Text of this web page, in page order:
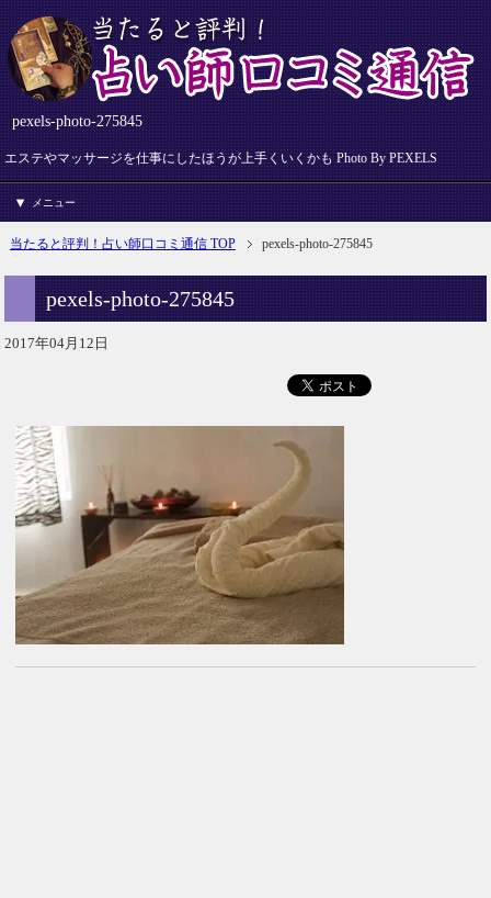
pexels-photo-275845
エステやマッサージを仕事にしたほうが上手くいくかも Photo By PEXELS
メニュー
当たると評判！占い師口コミ通信 TOP pexels-photo-275845
pexels-photo-275845
2017年04月12日